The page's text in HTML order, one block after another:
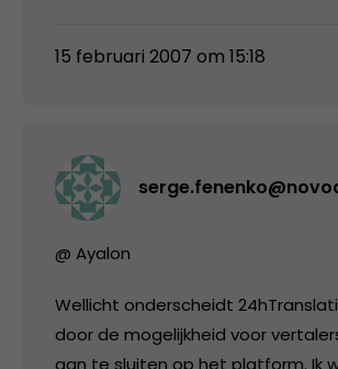
15 februari 2007 om 15:18
@ Ayalon
Wellicht onderscheidt
door de mogelijkheid voor
aan te sluiten op het platform. Ik